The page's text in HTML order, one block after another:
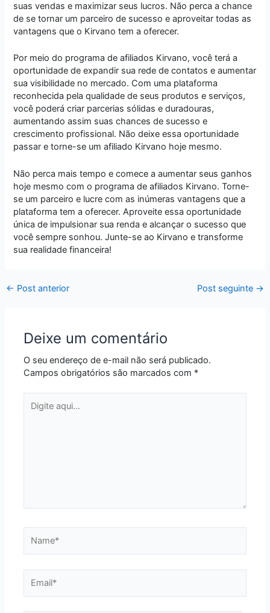
suas vendas e maximizar seus lucros. Não perca a chance
de se tornar um parceiro de sucesso e aproveitar todas as
vantagens que o Kirvano tem a oferecer.
Por meio do programa de afiliados Kirvano, você terá a
oportunidade de expandir sua rede de contatos e aumentar
sua visibilidade no mercado. Com uma plataforma
reconhecida pela qualidade de seus produtos e serviços,
você poderá criar parcerias sólidas e duradouras,
aumentando assim suas chances de sucesso e
crescimento profissional. Não deixe essa oportunidade
passar e torne-se um afiliado Kirvano hoje mesmo.
Não perca mais tempo e comece a aumentar seus ganhos
hoje mesmo com o programa de afiliados Kirvano. Torne-
se um parceiro e lucre com as inúmeras vantagens que a
plataforma tem a oferecer. Aproveite essa oportunidade
única de impulsionar sua renda e alcançar o sucesso que
você sempre sonhou. Junte-se ao Kirvano e transforme
sua realidade financeira!
← Post anterior Post seguinte →
Deixe um comentário
O seu endereço de e-mail não será publicado.
Campos obrigatórios são marcados com *
aqui...